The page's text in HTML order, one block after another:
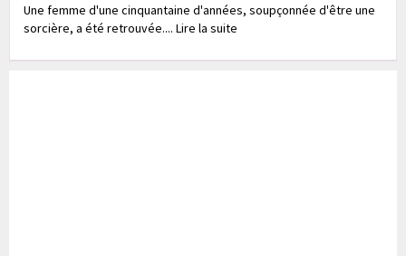
Une femme d'une cinquantaine d'années, soupçonnée d'être une
sorcière, a été retrouvée.... Lire la suite